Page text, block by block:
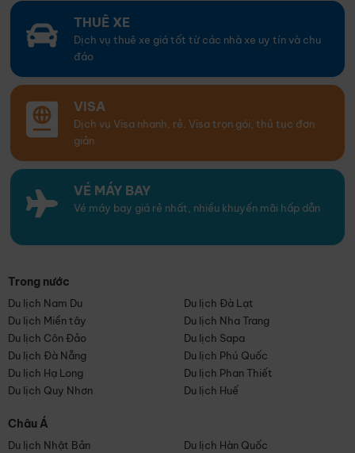
THUÊ XE
Dịch vụ thuê xe giá tốt từ các nhà xe uy tín và chu
đáo
VISA
Dịch vụ Visa nhanh, rẻ. Visa trọn gói, thủ tục đơn
giản
VÉ MÁY BAY
Vé máy bay giá rẻ nhất, nhiều khuyến mãi hấp dẫn
Trong nước
Du lịch Nam Du
Du lịch Đà Lạt
Du lịch Miền tây
Du lịch Nha Trang
Du lịch Côn Đảo
Du lịch Sapa
Du lịch Đà Nẵng
Du lịch Phú Quốc
Du lịch Hạ Long
Du lịch Phan Thiết
Du lịch Quy Nhơn
Du lịch Huế
Châu Á
Du lịch Nhật Bản
Du lịch Hàn Quốc